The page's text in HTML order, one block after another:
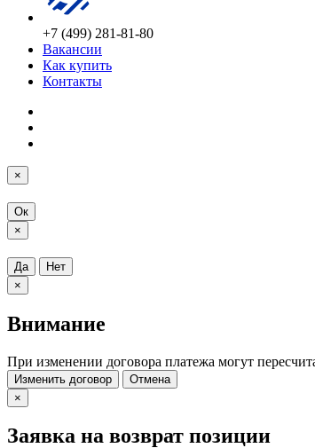
+7 (499) 281-81-80
Вакансии
Как купить
Контакты
×
Ок
×
Да
Нет
×
Внимание
При изменении договора платежа могут
Изменить договор
Отмена
×
Заявка на возврат позиции